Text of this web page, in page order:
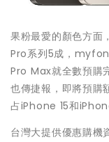
果粉最愛的顏色方面
Pro系列5成，
Pro Max就全數預購
也傳捷報，即將預購
占iPhone 15和
台灣大提供優惠購機